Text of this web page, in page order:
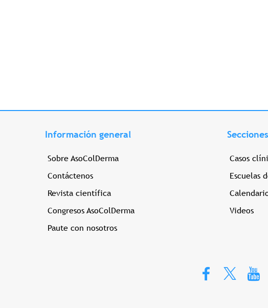
Información general
Sobre AsoColDerma
Contáctenos
Revista científica
Congresos AsoColDerma
Paute con nosotros
Casos
Escuelas
Videos